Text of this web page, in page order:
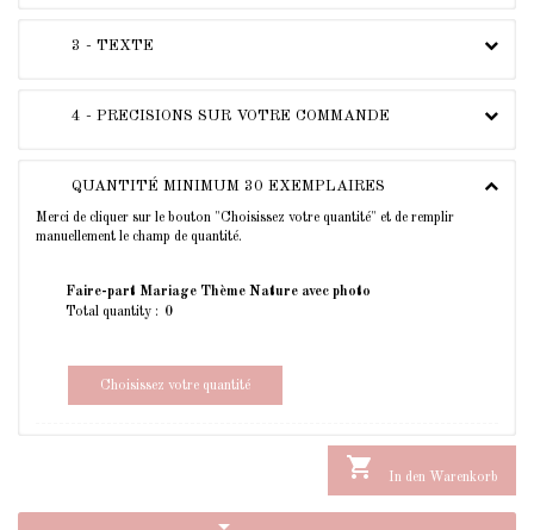
3 - TEXTE
4 - PRECISIONS SUR VOTRE COMMANDE
QUANTITÉ MINIMUM 30 EXEMPLAIRES
Merci de cliquer sur le bouton "Choisissez votre quantité" et de remplir
manuellement le champ de quantité.
Faire-part Mariage Thème Nature avec photo
Total quantity :
Choisissez votre quantité
 In den Warenkorb